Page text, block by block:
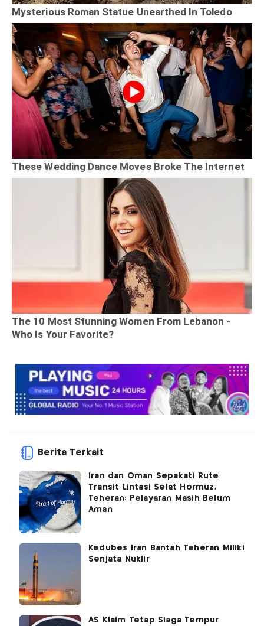
Berita Terkait
Iran dan Oman Sepakati Rute
Transit Lintasi Selat Hormuz,
Teheran: Pelayaran Masih Belum
Aman
Kedubes Iran Bantah Teheran Miliki
Senjata Nuklir
AS Klaim Tetap Siaga Tempur